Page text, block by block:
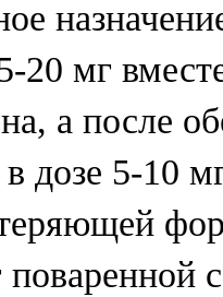
20 мг
а после
в дозе 5-10